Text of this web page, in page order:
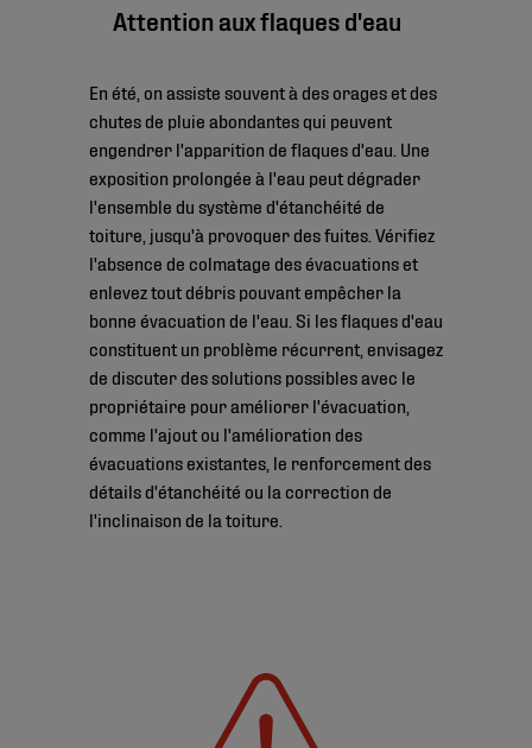
Attention aux flaques d'eau
En été, on assiste souvent à des orages et des
chutes de pluie abondantes qui peuvent
engendrer l'apparition de flaques d'eau. Une
exposition prolongée à l'eau peut dégrader
l'ensemble du système d'étanchéité de
toiture, jusqu'à provoquer des fuites. Vérifiez
l'absence de colmatage des évacuations et
enlevez tout débris pouvant empêcher la
bonne évacuation de l'eau. Si les flaques d'eau
constituent un problème récurrent, envisagez
de discuter des solutions possibles avec le
propriétaire pour améliorer l'évacuation,
comme l'ajout ou l'amélioration des
évacuations existantes, le renforcement des
détails d'étanchéité ou la correction de
l'inclinaison de la toiture.